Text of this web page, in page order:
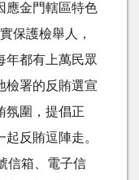
應金門轄區特色
保護檢舉人，
年都有上萬民眾
檢署的反賄選宣
氛圍，提倡正
反賄逗陣走。
信箱、電子信